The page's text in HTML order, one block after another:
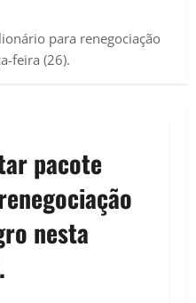
para renegociação
feira (26).
pacote
nesta